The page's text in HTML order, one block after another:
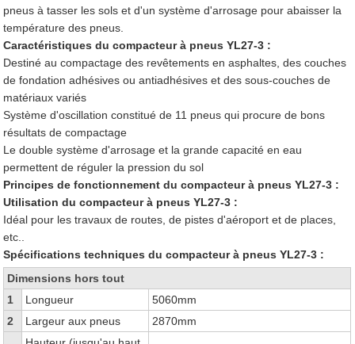
pneus à tasser les sols et d'un système d'arrosage pour abaisser la
température des pneus.
Caractéristiques du compacteur à pneus YL27-3 :
Destiné au compactage des revêtements en asphaltes, des couches
de fondation adhésives ou antiadhésives et des sous-couches de
matériaux variés
Système d'oscillation constitué de 11 pneus qui procure de bons
résultats de compactage
Le double système d'arrosage et la grande capacité en eau
permettent de réguler la pression du sol
Principes de fonctionnement du compacteur à pneus YL27-3 :
Utilisation du compacteur à pneus YL27-3 :
Idéal pour les travaux de routes, de pistes d'aéroport et de places,
etc..
Spécifications techniques du compacteur à pneus YL27-3 :
Dimensions hors tout
1
Longueur
5060mm
2
Largeur aux pneus 2870mm